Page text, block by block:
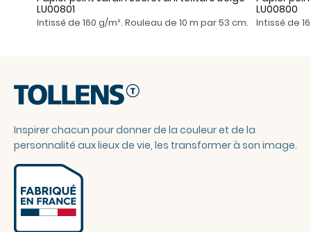
LU00801
Intissé de 160 g/m². Rouleau de 10 m par 53 cm.
LU00800
Intissé de
Inspirer chacun pour donner de la couleur et de la
personnalité aux lieux de vie, les transformer à son image.